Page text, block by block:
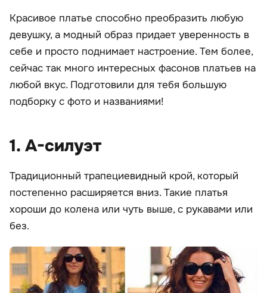
Красивое платье способно преобразить любую
девушку, а модный образ придает уверенность в
себе и просто поднимает настроение. Тем более,
сейчас так много интересных фасонов платьев на
любой вкус. Подготовили для тебя большую
подборку с фото и названиями!
1. А-силуэт
Традиционный трапециевидный крой, который
постепенно расширяется вниз. Такие платья
хороши до колена или чуть выше, с рукавами или
без.